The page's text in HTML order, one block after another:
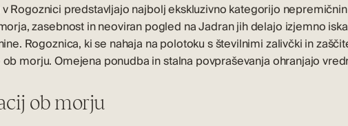
Rogoznici predstavljajo najbolj ekskluzivno kategorijo
zasebnost in neoviran pogled na Jadran jih delajo izjemno
Rogoznica, ki se nahaja na polotoku s številnimi zalivčki in
morju. Omejena ponudba in stalna povpraševanja ohranjajo
ob morju